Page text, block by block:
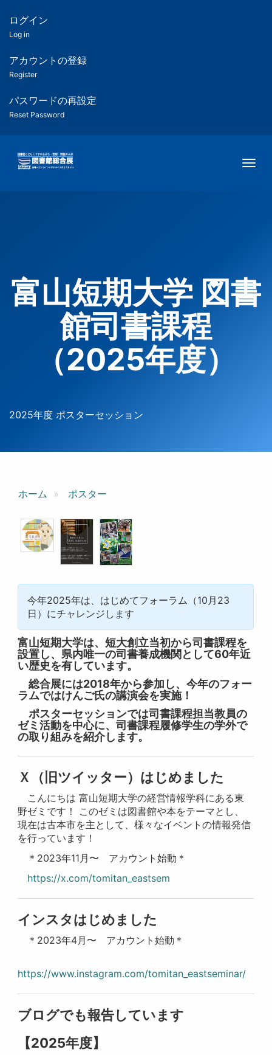
ツ
匿
名
ユ
ー
ー
用
メ
ー
ログイン
Log in
アカウントの登録
Register
パスワードの再設定
Reset Password
富山短期大学 図書
館司書課程
（2025年度）
2025年度 ポスターセッション
ホーム ポスター
今年2025年は、はじめてフォーラム（10月23
日）にチャレンジします
富山短期大学は、短大創立当初から司書課程を
設置し、県内唯一の司書養成機関として60年近
い歴史を有しています。
総合展には2018年から参加し、今年のフォー
ラムではけんご氏の講演会を実施！
ポスターセッションでは司書課程担当教員の
ゼミ活動を中心に、司書課程履修学生の学外で
の取り組みを紹介します。
Ｘ（旧ツイッター）はじめました
こんにちは ⁡富山短期大学の経営情報学科にある東
野ゼミです！ ⁡このゼミは図書館や本をテーマとし、
現在は古本市を主として、様々なイベントの情報発信
を行っています！
＊2023年11月〜 アカウント始動＊
https://x.com/tomitan_eastsem
インスタはじめました
＊⁡2023年4月〜 アカウント始動⁡＊
https://www.instagram.com/tomitan_eastseminar/
ブログでも報告しています
【2025年度】